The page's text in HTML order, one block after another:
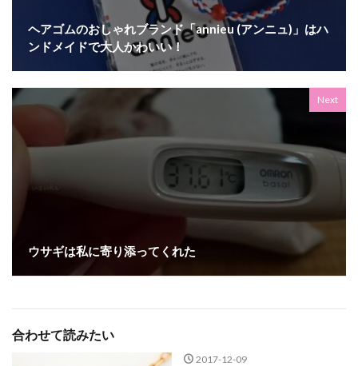
ヘアゴムのおしゃれブランド「annieu (アンニュ)」はハ
ンドメイドで大人かわいい！
Next
ウサギは私に寄り添ってくれた
合わせて読みたい
2017-12-09